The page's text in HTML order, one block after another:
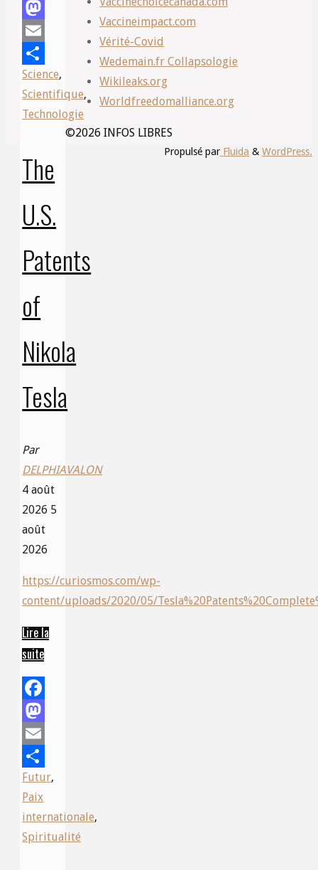
Facebook
Mastodon
Email
Share
Science,
Scientifique,
Technologie
The
U.S.
Patents
of
Nikola
Tesla
Par
DELPHIAVALON
4 août
2026 5
août
2026
https://curiosmos.com/wp-
content/uploads/2020/05/
Lire la
suite“The
Facebook
Mastodon
Email
Share
Futur,
Paix
internationale,
Spiritualité
Vaccineimpact.com
Vérité-Covid
Wedemain.fr Collapsologie
Wikileaks.org
Worldfreedomalliance.org
©2026 INFOS LIBRES
Propulsé par Fluida & WordPress.